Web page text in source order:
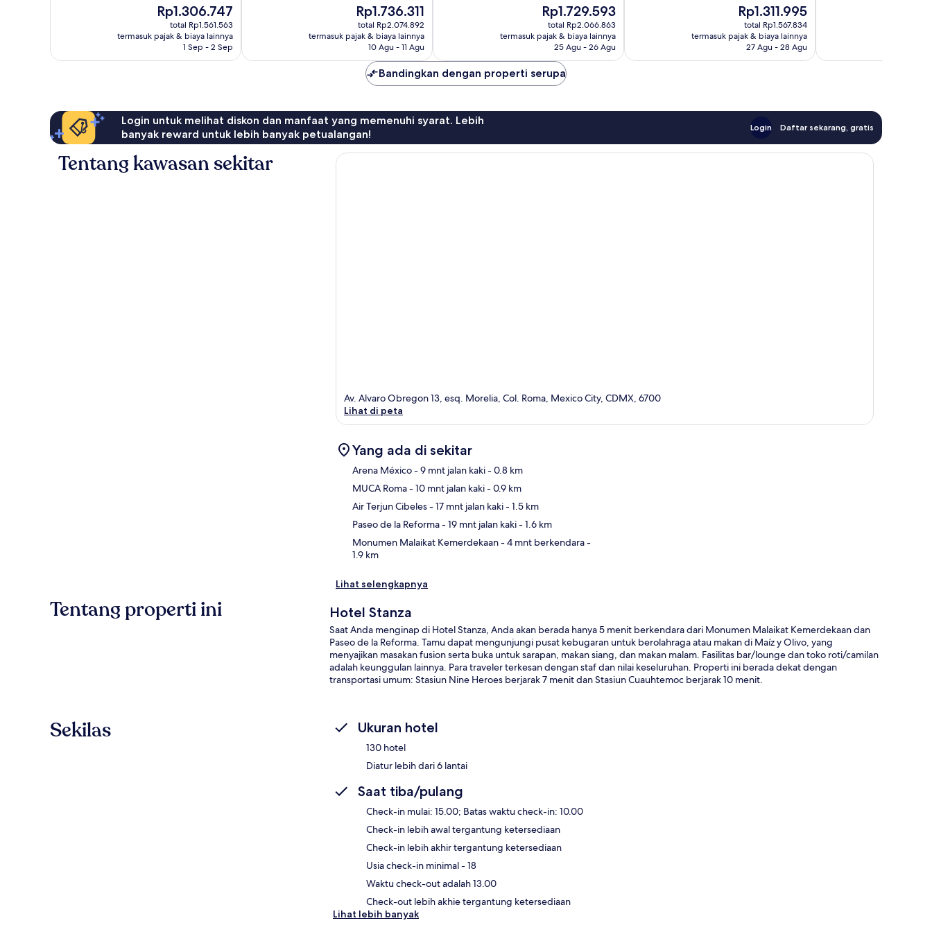
Harga
sekarang
Rp1.306.747
Rp1.306.747
total Rp1.561.563
termasuk pajak & biaya lainnya
1 Sep - 2 Sep
Harga
sekarang
Rp1.736.311
Rp1.736.311
total Rp2.074.892
termasuk pajak & biaya lainnya
10 Agu - 11 Agu
Harga
sekarang
Rp1.729.593
Rp1.729.593
total Rp2.066.863
termasuk pajak & biaya lainnya
25 Agu - 26 Agu
Harga
sekarang
Rp1.311.995
Rp1.311.995
total Rp1.567.834
termasuk pajak & biaya lainnya
27 Agu - 28 Agu
Bandingkan dengan properti serupa
Login untuk melihat diskon dan manfaat yang memenuhi syarat. Lebih
banyak reward untuk lebih banyak petualangan!
Login Daftar sekarang, gratis
Tentang kawasan sekitar
Av. Alvaro Obregon 13, esq. Morelia, Col. Roma, Mexico City, CDMX, 6700
Lihat di peta
Yang ada di sekitar
Arena México- 9 mnt jalan kaki- 0.8 km
MUCA Roma- 10 mnt jalan kaki- 0.9 km
Air Terjun Cibeles- 17 mnt jalan kaki- 1.5 km
Paseo de la Reforma- 19 mnt jalan kaki- 1.6 km
Monumen Malaikat Kemerdekaan- 4 mnt berkendara-
1.9 km
Lihat selengkapnya
Tentang properti ini Hotel Stanza
Saat Anda menginap di Hotel Stanza, Anda akan berada hanya 5 menit berkendara dari Monumen Malaikat Kemerdekaan dan
Paseo de la Reforma. Tamu dapat mengunjungi pusat kebugaran untuk berolahraga atau makan di Maíz y Olivo, yang
menyajikan masakan fusion serta buka untuk sarapan, makan siang, dan makan malam. Fasilitas bar/lounge dan toko roti/camilan
adalah keunggulan lainnya. Para traveler terkesan dengan staf dan nilai keseluruhan. Properti ini berada dekat dengan
transportasi umum: Stasiun Nine Heroes berjarak 7 menit dan Stasiun Cuauhtemoc berjarak 10 menit.
Sekilas Ukuran hotel
130 hotel
Diatur lebih dari 6 lantai
Saat tiba/pulang
Check-in mulai: 15.00; Batas waktu check-in: 10.00
Check-in lebih awal tergantung ketersediaan
Check-in lebih akhir tergantung ketersediaan
Usia check-in minimal - 18
Waktu check-out adalah 13.00
Check-out lebih akhie tergantung ketersediaan
Lihat lebih banyak